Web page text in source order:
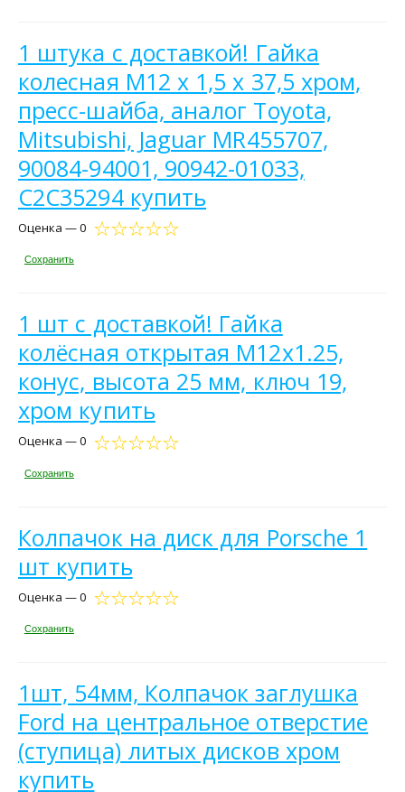
1 штука с доставкой! Гайка
колесная M12 x 1,5 х 37,5 хром,
пресс-шайба, аналог Toyota,
Mitsubishi, Jaguar MR455707,
90084-94001, 90942-01033,
C2C35294 купить
Оценка — 0
Сохранить
1 шт с доставкой! Гайка
колёсная открытая М12х1.25,
конус, высота 25 мм, ключ 19,
хром купить
Оценка — 0
Сохранить
Колпачок на диск для Porsche 1
шт купить
Оценка — 0
Сохранить
1шт, 54мм, Колпачок заглушка
Ford на центральное отверстие
(ступица) литых дисков хром
купить